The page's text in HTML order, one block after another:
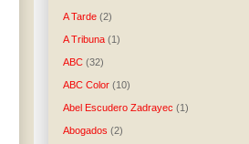
A Tarde (2)
A Tribuna (1)
ABC (32)
ABC Color (10)
Abel Escudero Zadrayec (1)
Abogados (2)